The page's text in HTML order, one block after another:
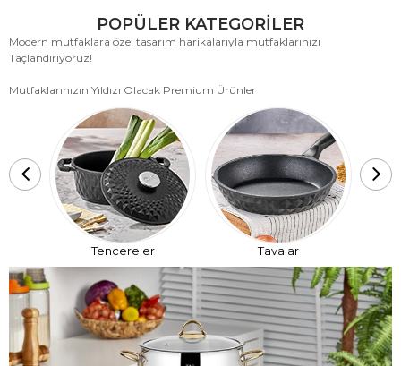
POPÜLER KATEGORİLER
Modern mutfaklara özel tasarım harikalarıyla mutfaklarınızı
Taçlandırıyoruz!
Mutfaklarınızın Yıldızı Olacak Premium Ürünler
Tencereler Tavalar